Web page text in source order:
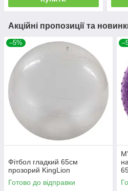
Акційні пропозиції та
–5%
Фітбол гладкий 65см
прозорий KingLion
Готово до відправки